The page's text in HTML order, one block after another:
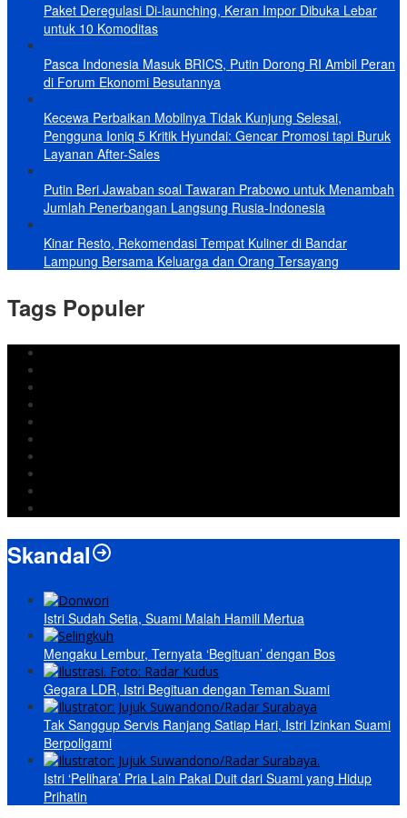
Paket Deregulasi Di-launching, Keran Impor Dibuka Lebar
untuk 10 Komoditas
Pasca Indonesia Masuk BRICS, Putin Dorong RI Ambil Peran
di Forum Ekonomi Besutannya
Kecewa Perbaikan Mobilnya Tidak Kunjung Selesai,
Pengguna Ioniq 5 Kritik Hyundai: Gencar Promosi tapi Buruk
Layanan After-Sales
Putin Beri Jawaban soal Tawaran Prabowo untuk Menambah
Jumlah Penerbangan Langsung Rusia-Indonesia
Kinar Resto, Rekomendasi Tempat Kuliner di Bandar
Lampung Bersama Keluarga dan Orang Tersayang
Tags Populer
Skandal
Istri Sudah Setia, Suami Malah Hamili Mertua
Mengaku Lembur, Ternyata ‘Begituan’ dengan Bos
Gegara LDR, Istri Begituan dengan Teman Suami
Tak Sanggup Servis Ranjang Satiap Hari, Istri Izinkan Suami
Berpoligami
Istri ‘Pelihara’ Pria Lain Pakai Duit dari Suami yang Hidup
Prihatin